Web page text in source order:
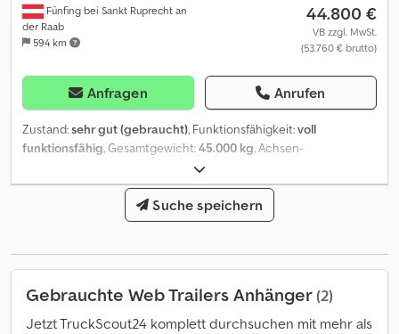
Fünfing bei Sankt Ruprecht an
der Raab
594 km
44.800 €
VB zzgl. MwSt.
(53.760 € brutto)
Anfragen Anrufen
Zustand:sehr gut (gebraucht), Funktionsfähigkeit:voll
funktionsfähig , Gesamtgewicht:45.000 kg , Achsen-
, Erstzulassung:
(TÜV):11/2026, Baujahr:2023, Web Trailer Telesattel Baujahr 2023
sehr wenig gebraucht Teleskopierbar + 7,9Meter,
Überbreiteneinrichtung Rungentaschen aussen und Innen, inkl.
Dcsdpfoyx H Niox Ackjk Sehr wenig gebraucht/ neuwertig
Suche speichern
Gebrauchte Web Trailers Anhänger(2)
Jetzt TruckScout24 komplett durchsuchen mit mehr als